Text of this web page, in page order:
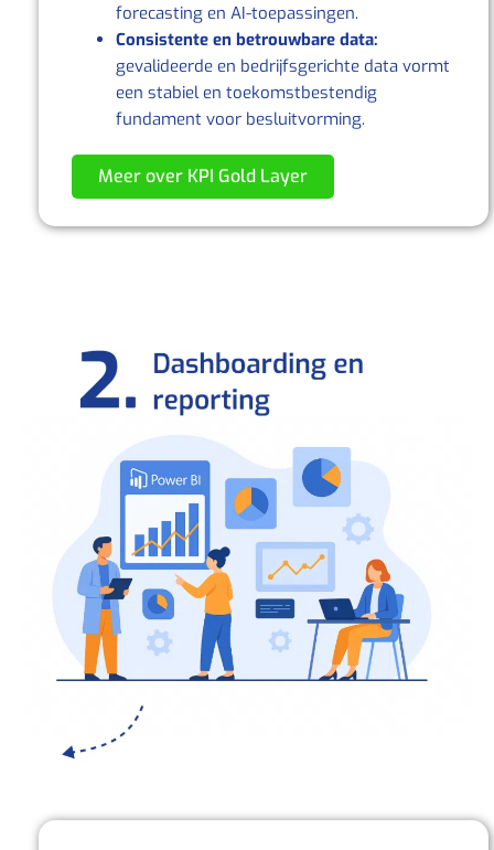
forecasting en AI‑toepassingen.
Consistente en betrouwbare data:
gevalideerde en bedrijfsgerichte data vormt
een stabiel en toekomstbestendig
fundament voor besluitvorming.
Meer over KPI Gold Layer